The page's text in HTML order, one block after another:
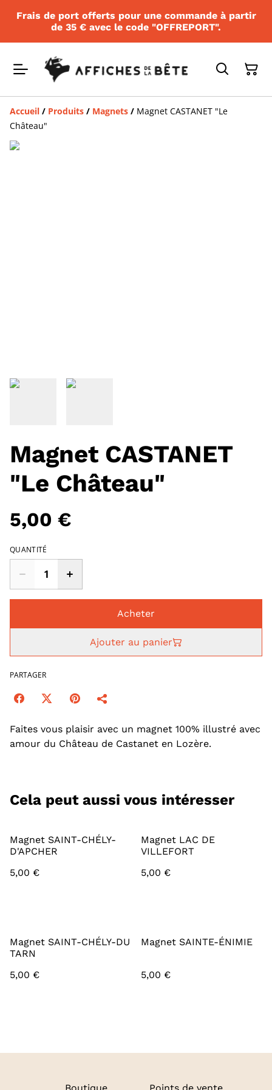
Frais de port offerts pour une commande à partir
de 35 € avec le code "OFFREPORT".
Accueil / Produits / Magnets / Magnet CASTANET "Le
Château"
Magnet CASTANET
"Le Château"
5,00 €
QUANTITÉ
Acheter
Ajouter au panier
PARTAGER
Faites vous plaisir avec un magnet 100% illustré avec
amour du Château de Castanet en Lozère.
Cela peut aussi vous intéresser
Magnet SAINT-CHÉLY-
D'APCHER
5,00 €
Magnet LAC DE
VILLEFORT
5,00 €
Magnet SAINT-CHÉLY-DU
TARN
5,00 €
Magnet SAINTE-ÉNIMIE
5,00 €